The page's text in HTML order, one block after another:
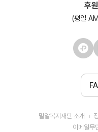
후
(평일
밀알복지재단 소개
이메일무